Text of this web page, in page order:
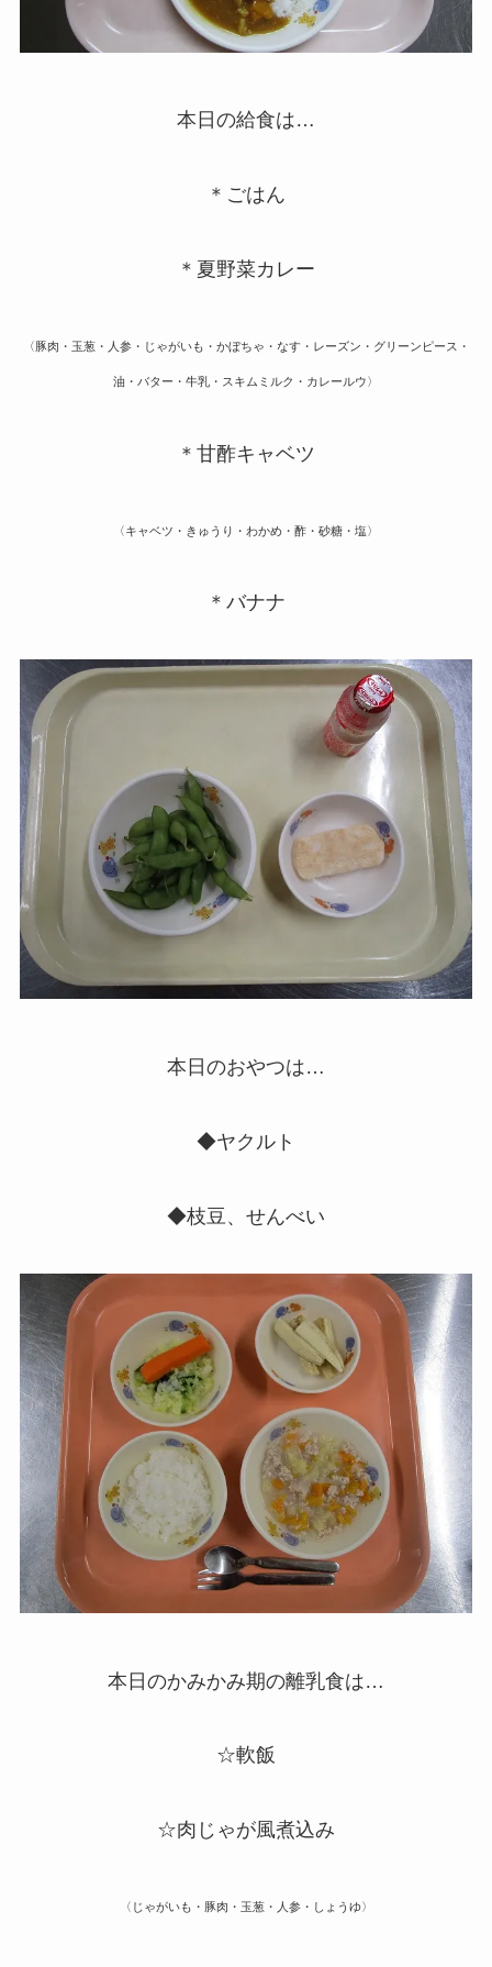
本日の給食は…
＊ごはん
＊夏野菜カレー
〈豚肉・玉葱・人参・じゃがいも・かぼちゃ・なす・レーズン・グリーンピース・
油・バター・牛乳・スキムミルク・カレールウ〉
＊甘酢キャベツ
〈キャベツ・きゅうり・わかめ・酢・砂糖・塩〉
＊バナナ
本日のおやつは…
◆ヤクルト
◆枝豆、せんべい
本日のかみかみ期の離乳食は…
☆軟飯
☆肉じゃが風煮込み
〈じゃがいも・豚肉・玉葱・人参・しょうゆ〉